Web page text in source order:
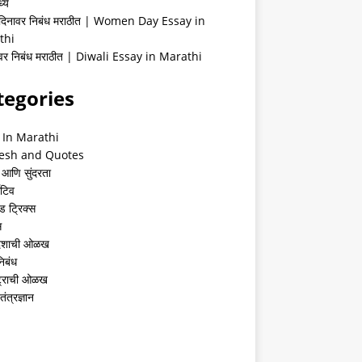
निबंध मराठीत | Women Day Essay in
निबंध मराठीत | Diwali Essay in Marathi
In Marathi
and Quotes
सुंदरता
ट्रिक्स
ओळख
ओळख